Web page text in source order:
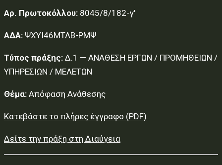
Αρ. Πρωτοκόλλου: 8045/8/182-γ'
ΑΔΑ: ΨΧΥΙ46ΜΤΛΒ-ΡΜΨ
Τύπος πράξης: Δ.1 — ΑΝΑΘΕΣΗ ΕΡΓΩΝ / ΠΡΟΜΗΘΕΙΩΝ /
ΥΠΗΡΕΣΙΩΝ / ΜΕΛΕΤΩΝ
Θέμα: Απόφαση Ανάθεσης
Κατεβάστε το πλήρες έγγραφο (PDF)
Δείτε την πράξη στη Διαύγεια